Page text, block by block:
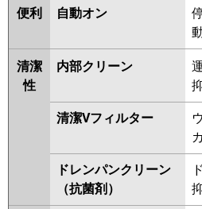
便利 自動オン
清潔
性
内部クリーン
清潔Vフィルター
ドレンパンクリーン
（抗菌剤）